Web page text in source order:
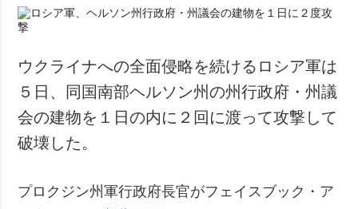
政治
防衛
社会・文化
スポーツ
犯罪
コンタクト
追加 サービス
ウクライナへの全面侵略を続けるロシア軍は
５日、同国南部ヘルソン州の州行政府・州議
会の建物を１日の内に２回に渡って攻撃して
破壊した。
プロクジン州軍行政府長官がフェイスブック・ア